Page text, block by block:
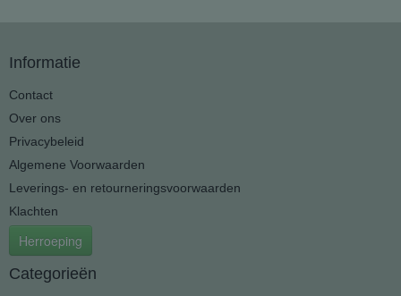
Informatie
Contact
Over ons
Privacybeleid
Algemene Voorwaarden
Leverings- en retourneringsvoorwaarden
Klachten
Herroeping
Categorieën